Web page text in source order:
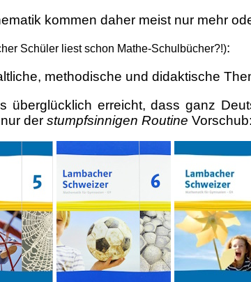
kommen daher meist nur mehr
Schüler liest schon Mathe-Schulbücher?!):
methodische und didaktische
überglücklich erreicht, dass ganz
der stumpfsinnigen Routine Vorschub: